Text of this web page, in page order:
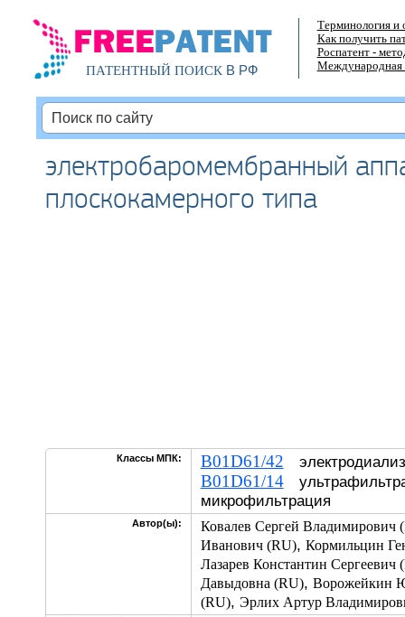
ПАТЕНТНЫЙ ПОИСКВ РФ
Терминология и
Как получить
Роспатент -
Международная
электробаромембранный
плоскокамерного типа
Классы МПК: B01D61/42
B01D61/14
микрофильтрация
Автор(ы):
Ковалев Сергей Владимирович
Иванович (RU), Кормильцин
Лазарев Константин Сергеевич
Давыдовна (RU), Ворожейкин
(RU), Эрлих Артур